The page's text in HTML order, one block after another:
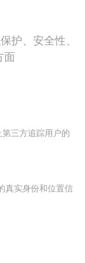
护、安全性、
面
三方追踪用户的
真实身份和位置信